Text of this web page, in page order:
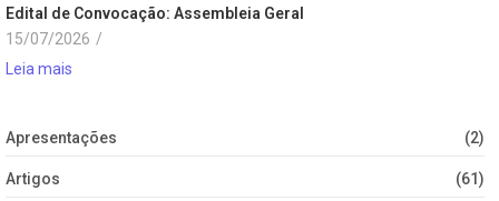
Edital de Convocação: Assembleia Geral
15/07/2026 /
Leia mais
Apresentações (2)
Artigos (61)